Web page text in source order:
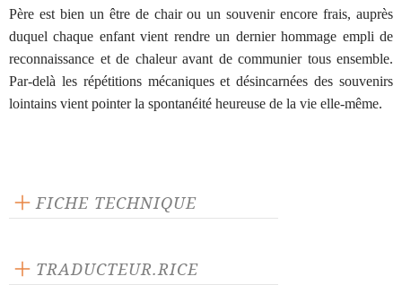
Père est bien un être de chair ou un souvenir encore frais, auprès
duquel chaque enfant vient rendre un dernier hommage empli de
reconnaissance et de chaleur avant de communier tous ensemble.
Par-delà les répétitions mécaniques et désincarnées des souvenirs
lointains vient pointer la spontanéité heureuse de la vie elle-même.
FICHE TECHNIQUE
Langue source : norvégien
TRADUCTEUR.RICE